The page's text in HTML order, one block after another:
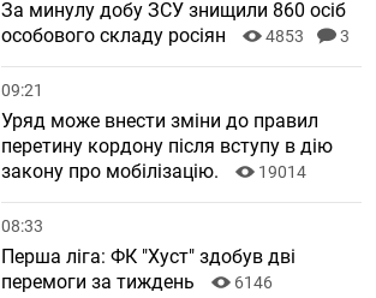
За минулу добу ЗСУ знищили 860 осіб
особового складу росіян
4853 3
09:21
Уряд може внести зміни до правил
перетину кордону після вступу в дію
закону про мобілізацію.
19014
08:33
Перша ліга: ФК "Хуст" здобув дві
перемоги за тиждень
6146